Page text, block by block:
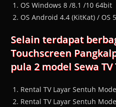
OS Windows 8 /8.1 /10 64bit
OS Android 4.4 (KitKat) / OS
Selain terdapat
Touchscreen
pula 2 model Sewa
Rental TV Layar Sentuh
Rental TV Layar Sentuh